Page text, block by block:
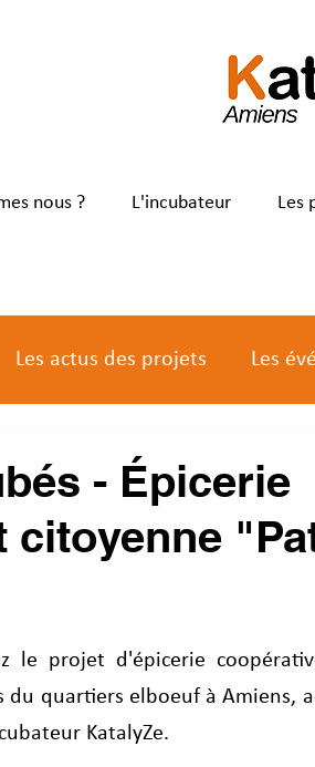
nous ? L'incubateur Les
Les actus des projets Les
- Épicerie
citoyenne
le projet d'épicerie
quartiers elboeuf à Amiens,
KatalyZe.